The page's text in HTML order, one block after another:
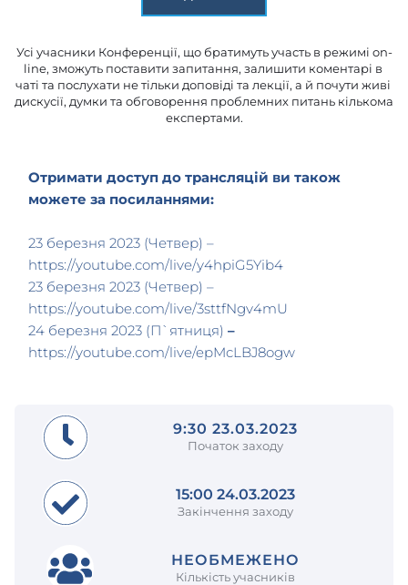
Усі учасники Конференції, що братимуть участь в режимі on-
line, зможуть поставити запитання, залишити коментарі в
чаті та послухати не тільки доповіді та лекції, а й почути живі
дискусії, думки та обговорення проблемних питань кількома
експертами.
Отримати доступ до трансляцій ви також
можете за посиланнями:
https://youtube.com/live/y4hpiG5Yib4
https://youtube.com/live/3sttfNgv4mU
24 березня 2023 (П`ятниця) –
https://youtube.com/live/epMcLBJ8ogw
9:30 23.03.2023
Початок заходу
15:00 24.03.2023
Закінчення заходу
НЕОБМЕЖЕНО
Кількість учасників